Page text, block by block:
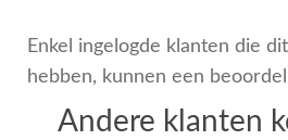
Enkel ingelogde klanten die
hebben, kunnen een
Andere klanten